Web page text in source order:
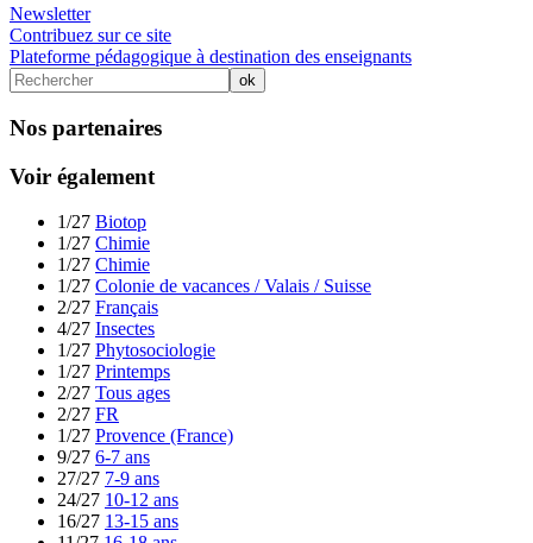
Newsletter
Contribuez sur ce site
Plateforme pédagogique à destination des enseignants
Nos partenaires
Voir également
1/27 Biotop
1/27 Chimie
1/27 Chimie
1/27 Colonie de vacances / Valais / Suisse
2/27 Français
4/27 Insectes
1/27 Phytosociologie
1/27 Printemps
2/27 Tous ages
2/27 FR
1/27 Provence (France)
9/27 6-7 ans
27/27 7-9 ans
24/27 10-12 ans
16/27 13-15 ans